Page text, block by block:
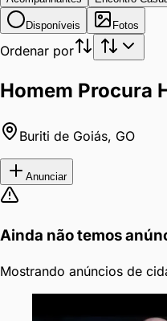
Disponíveis Fotos
Ordenar por
Homem Procura
Buriti de Goiás, GO
Anunciar
Ainda não temos
Mostrando anúncios de